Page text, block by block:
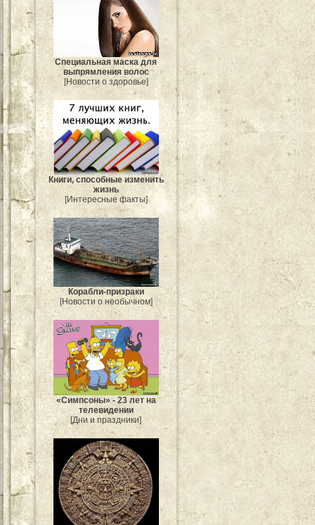
Специальная маска для
выпрямления волос
[Новости о здоровье]
Книги, способные изменить
жизнь
[Интересные факты]
Корабли-призраки
[Новости о необычном]
«Симпсоны» - 23 лет на
телевидении
[Дни и праздники]